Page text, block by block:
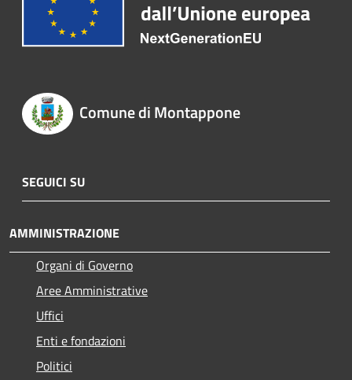
Comune di Montappone
SEGUICI SU
AMMINISTRAZIONE
Organi di Governo
Aree Amministrative
Uffici
Enti e fondazioni
Politici